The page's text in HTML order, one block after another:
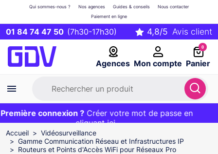
01 84 74 47 50 (7h30-17h30)
Agences Mon compte
Qui sommes-nous ? Nos agences Guides & conseils
Nous contacter
Paiement en ligne
0
Panier
Première commande ?20€ OFFERT sur votre panier
et livraison 24/48h gratuite avec le codeBIENVENUE
connexion ?Créer votre mot de passe en
cliquant ici
EXCLU WEB :
Accueil
Vidéosurveillance
Gamme Communication Réseau et Infrastructures IP
Routeurs et Points d'Accès WiFi pour Réseaux Pro